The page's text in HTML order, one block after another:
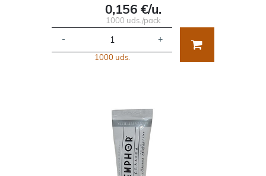
0,156 €/u.
1000 uds./pack
- +
1000 uds.